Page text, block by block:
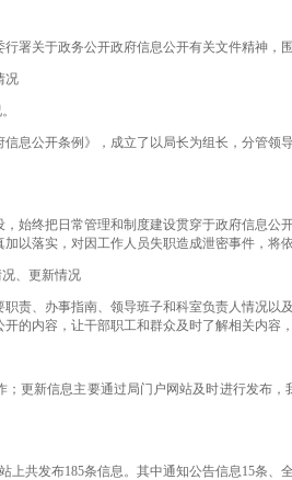
关于政务公开政府信息公开有关文件精神，
况
公开条例》，成立了以局长为组长，分管领
终把日常管理和制度建设贯穿于政府信息公
以落实，对因工作人员失职造成泄密事件，将
、更新情况
、办事指南、领导班子和科室负责人情况以
的内容，让干部职工和群众及时了解相关内容
新信息主要通过局门户网站及时进行发布，
共发布185条信息。其中通知公告信息15条、